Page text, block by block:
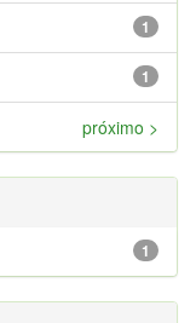
1
1
próximo >
1